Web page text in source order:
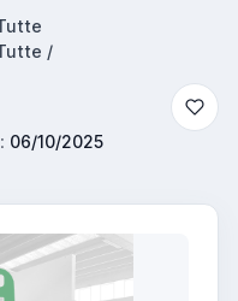
/
06/10/2025